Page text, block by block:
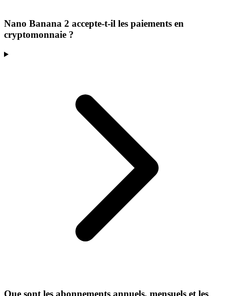
Nano Banana 2 accepte-t-il les paiements en
cryptomonnaie ?
Que sont les abonnements annuels, mensuels et les